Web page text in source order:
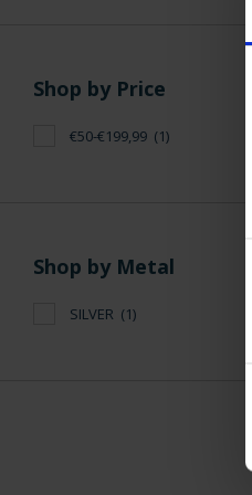
Shop by Price
€50-€199,99 (1)
Shop by Metal
SILVER (1)